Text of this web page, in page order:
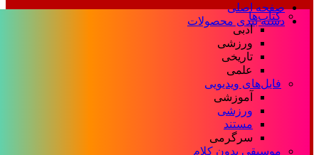
صفحه اصلی
دسته بندی محصولات
کتاب‌ها
ادبی
ورزشی
تاریخی
علمی
فایل‌های ویدیویی
آموزشی
ورزشی
مستند
سرگرمی
موسیقی بدون کلام